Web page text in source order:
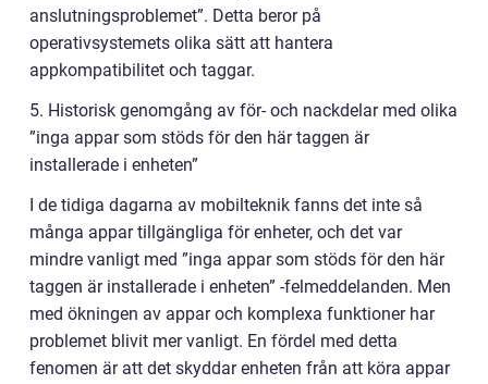
anslutningsproblemet”. Detta beror på
operativsystemets olika sätt att hantera
appkompatibilitet och taggar.
5. Historisk genomgång av för- och nackdelar med olika
”inga appar som stöds för den här taggen är
installerade i enheten”
I de tidiga dagarna av mobilteknik fanns det inte så
många appar tillgängliga för enheter, och det var
mindre vanligt med ”inga appar som stöds för den här
taggen är installerade i enheten” -felmeddelanden. Men
med ökningen av appar och komplexa funktioner har
problemet blivit mer vanligt. En fördel med detta
fenomen är att det skyddar enheten från att köra appar